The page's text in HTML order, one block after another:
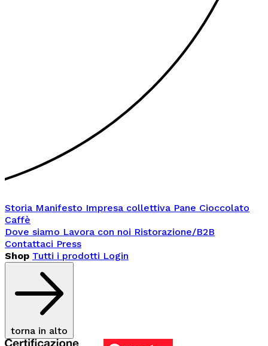
Storia Manifesto Impresa collettiva Pane Cioccolato
Caffè
Dove siamo Lavora con noi Ristorazione/B2B
Contattaci Press
Shop Tutti i prodotti Login
torna in alto